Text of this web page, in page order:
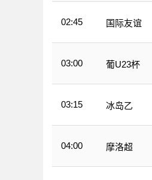
02:45 国际友谊
03:00 葡U23杯
03:15 冰岛乙
04:00 摩洛超